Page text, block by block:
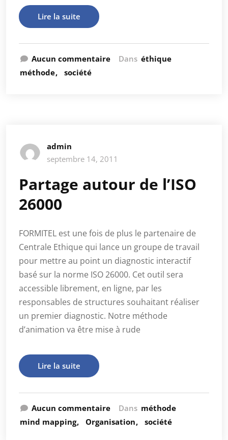
Lire la suite
Aucun commentaire Dans éthique
méthode
société
admin
septembre 14, 2011
Partage autour de l’ISO
26000
FORMITEL est une fois de plus le partenaire de
Centrale Ethique qui lance un groupe de travail
pour mettre au point un diagnostic interactif
basé sur la norme ISO 26000. Cet outil sera
accessible librement, en ligne, par les
responsables de structures souhaitant réaliser
un premier diagnostic. Notre méthode
d’animation va être mise à rude
Lire la suite
Aucun commentaire Dans méthode
mind mapping
Organisation société